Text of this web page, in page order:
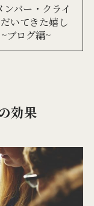
ンバー・クライ
いてきた嬉し
ブログ編~
効果